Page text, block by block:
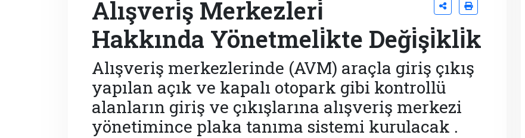
Alışveri̇ş Merkezleri̇
Hakkında Yönetmeli̇kte Deği̇şi̇kli̇k
Alışveriş merkezlerinde (AVM) araçla giriş çıkış
yapılan açık ve kapalı otopark gibi kontrollü
alanların giriş ve çıkışlarına alışveriş merkezi
yönetimince plaka tanıma sistemi kurulacak .